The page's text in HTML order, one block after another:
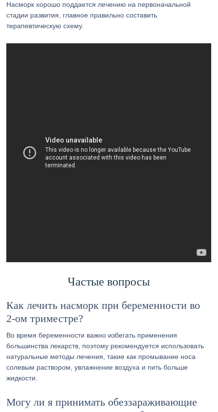
Насморк хорошо поддается лечению на первоначальной
стадии развития, главное правильно составить
терапевтическую схему.
Частые вопросы
Как лечить насморк при беременности во
2-ом триместре?
Во время беременности важно избегать применения
большинства лекарств, поэтому рекомендуется использовать
натуральные методы лечения, такие как промывание носа
солевым раствором, увлажнение воздуха и пить больше
жидкости.
Могу ли я принимать обеззараживающие